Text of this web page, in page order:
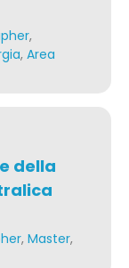
,
, Area
della
, Master,